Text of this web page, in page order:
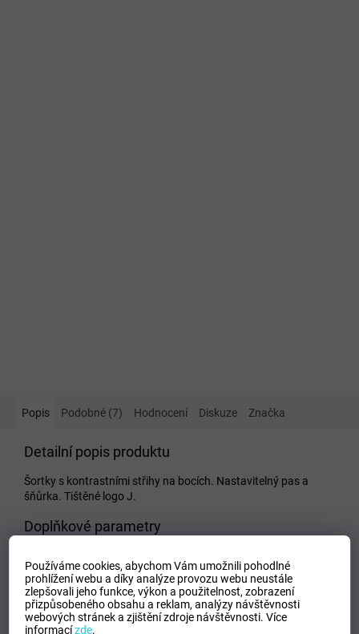
Používáme cookies, abychom Vám umožnili pohodlné
prohlížení webu a díky analýze provozu webu neustále
zlepšovali jeho funkce, výkon a použitelnost,zobrazení
přizpůsobeného obsahu a reklam, analýzy návštěvnosti
webových stránek a zjištění zdroje návštěvnosti.Více
informacízde.
Popis Podobné (7) Hodnocení Diskuze Značka
Detailní popis produktu
Šortky s kontrastními střihy na bocích. Nastavitelný pas a
šňůrka. Tištěné logo J.
Doplňkové parametry
EAN:
Zvolte variantu
Tipo Mdelo:
T
Composicion:
100% Polyester